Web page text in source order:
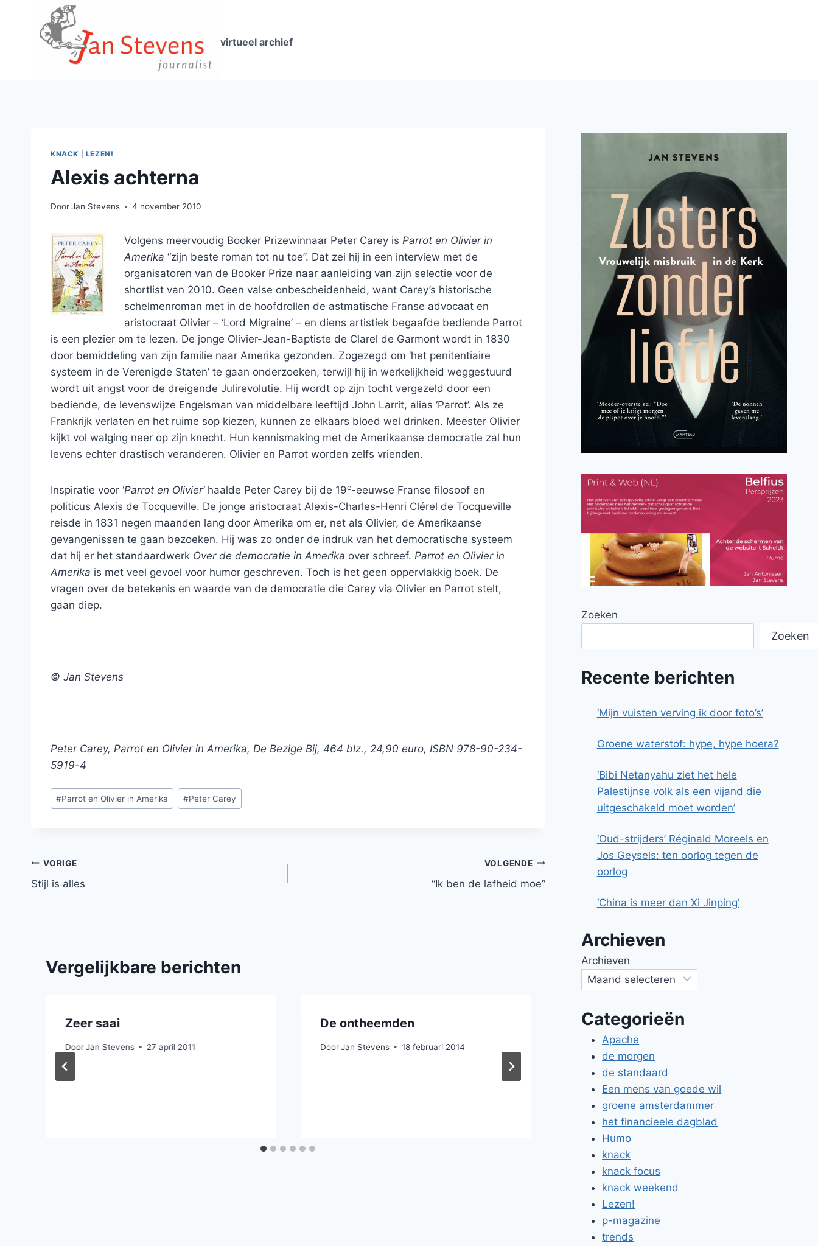
virtueel archief
KNACK LEZEN!
Alexis achterna
DoorJan Stevens 4 november 2010
Volgens meervoudig Booker Prizewinnaar Peter Carey is Parrot en Olivier in
Amerika “zijn beste roman tot nu toe”. Dat zei hij in een interview met de
organisatoren van de Booker Prize naar aanleiding van zijn selectie voor de
shortlist van 2010. Geen valse onbescheidenheid, want Carey’s historische
schelmenroman met in de hoofdrollen de astmatische Franse advocaat en
aristocraat Olivier – ‘Lord Migraine’ – en diens artistiek begaafde bediende Parrot
is een plezier om te lezen. De jonge Olivier-Jean-Baptiste de Clarel de Garmont wordt in 1830
door bemiddeling van zijn familie naar Amerika gezonden. Zogezegd om ‘het penitentiaire
systeem in de Verenigde Staten’ te gaan onderzoeken, terwijl hij in werkelijkheid weggestuurd
wordt uit angst voor de dreigende Julirevolutie. Hij wordt op zijn tocht vergezeld door een
bediende, de levenswijze Engelsman van middelbare leeftijd John Larrit, alias ‘Parrot’. Als ze
Frankrijk verlaten en het ruime sop kiezen, kunnen ze elkaars bloed wel drinken. Meester Olivier
kijkt vol walging neer op zijn knecht. Hun kennismaking met de Amerikaanse democratie zal hun
levens echter drastisch veranderen. Olivier en Parrot worden zelfs vrienden.
Inspiratie voor ‘Parrot en Olivier’ haalde Peter Carey bij de 19e-eeuwse Franse filosoof en
politicus Alexis de Tocqueville. De jonge aristocraat Alexis-Charles-Henri Clérel de Tocqueville
reisde in 1831 negen maanden lang door Amerika om er, net als Olivier, de Amerikaanse
gevangenissen te gaan bezoeken. Hij was zo onder de indruk van het democratische systeem
dat hij er het standaardwerk Over de democratie in Amerika over schreef. Parrot en Olivier in
Amerika is met veel gevoel voor humor geschreven. Toch is het geen oppervlakkig boek. De
vragen over de betekenis en waarde van de democratie die Carey via Olivier en Parrot stelt,
gaan diep.
© Jan Stevens
Peter Carey, Parrot en Olivier in Amerika, De Bezige Bij, 464 blz., 24,90 euro, ISBN 978-90-234-
5919-4
Bericht
tags:
#Parrot en Olivier in Amerika #Peter Carey
Bericht
navigatie
VORIGE
Stijl is alles
VOLGENDE
“Ik ben de lafheid moe”
Vergelijkbare berichten
Zeer saai
DoorJan Stevens 27 april 2011
De ontheemden
Door Jan Stevens 18 februari 2014
Back in the USSR
Jan Stevens
Zoeken
Zoeken
Recente berichten
‘Mijn vuisten verving ik door foto’s’
Groene waterstof: hype, hype hoera?
‘Bibi Netanyahu ziet het hele
Palestijnse volk als een vijand die
uitgeschakeld moet worden’
‘Oud-strijders’ Réginald Moreels en
Jos Geysels: ten oorlog tegen de
oorlog
‘China is meer dan Xi Jinping’
Archieven
Archieven
Categorieën
Apache
de morgen
de standaard
Een mens van goede wil
groene amsterdammer
het financieele dagblad
Humo
knack
knack focus
knack weekend
Lezen!
p-magazine
trends